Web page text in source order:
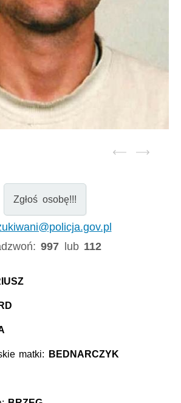
Zgłoś osobę!!!
997 lub 112
matki: BEDNARCZYK